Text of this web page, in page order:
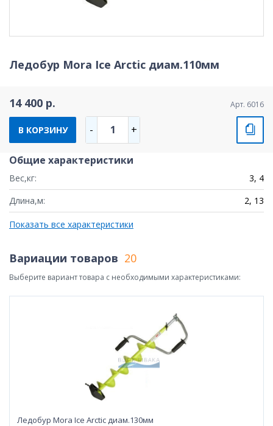
Ледобур Mora Ice Arctic диам.110мм
14 400 р. Арт. 6016
В КОРЗИНУ - 1 +
Общие характеристики
Вес,кг:
3, 4
Длина,м:
2, 13
Показать все характеристики
Вариации товаров 20
Выберите вариант товара с необходимыми характеристиками:
Ледобур Mora Ice Arctic диам.130мм